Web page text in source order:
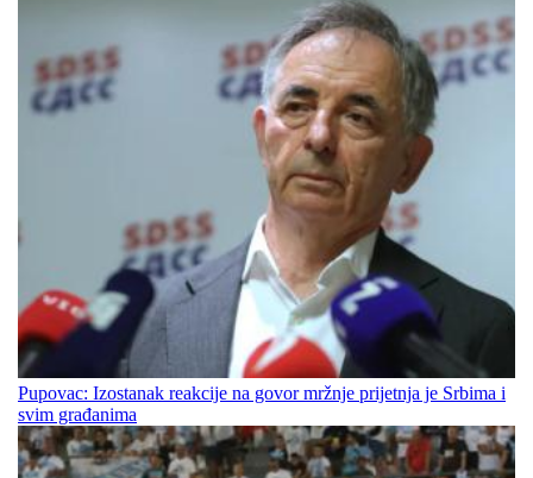
Pupovac: Izostanak reakcije na govor mržnje prijetnja je Srbima i
svim građanima